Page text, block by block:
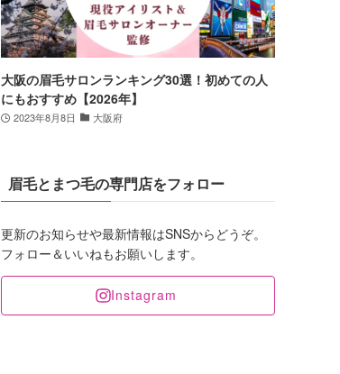
大阪の眉毛サロンランキング30選！初めての人
にもおすすめ【2026年】
2023年8月8日 大阪府
眉毛とまつ毛の専門店をフォロー
更新のお知らせや最新情報はSNSからどうぞ。
フォロー＆いいねもお願いします。
Instagram